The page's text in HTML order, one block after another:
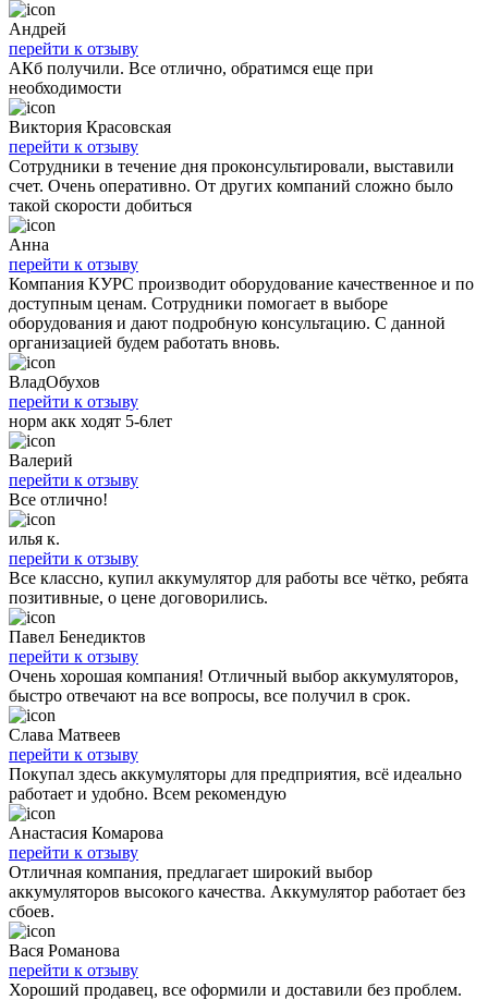
Андрей
перейти к отзыву
АКб получили. Все отлично, обратимся еще при
необходимости
Виктория Красовская
перейти к отзыву
Сотрудники в течение дня проконсультировали, выставили
счет. Очень оперативно. От других компаний сложно было
такой скорости добиться
Анна
перейти к отзыву
Компания КУРС производит оборудование качественное и по
доступным ценам. Сотрудники помогает в выборе
оборудования и дают подробную консультацию. С данной
организацией будем работать вновь.
ВладОбухов
перейти к отзыву
норм акк ходят 5-6лет
Валерий
перейти к отзыву
Все отлично!
илья к.
перейти к отзыву
Все классно, купил аккумулятор для работы все чётко, ребята
позитивные, о цене договорились.
Павел Бенедиктов
перейти к отзыву
Очень хорошая компания! Отличный выбор аккумуляторов,
быстро отвечают на все вопросы, все получил в срок.
Слава Матвеев
перейти к отзыву
Покупал здесь аккумуляторы для предприятия, всё идеально
работает и удобно. Всем рекомендую
Анастасия Комарова
перейти к отзыву
Отличная компания, предлагает широкий выбор
аккумуляторов высокого качества. Аккумулятор работает без
сбоев.
Вася Романова
перейти к отзыву
Хороший продавец, все оформили и доставили без проблем.